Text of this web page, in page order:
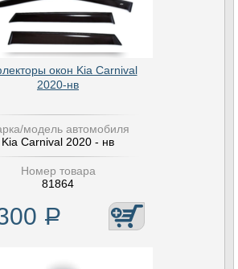
окон Kia Carnival
2020-нв
модель автомобиля
Kia Carnival 2020 - нв
Номер товара
81864
Р